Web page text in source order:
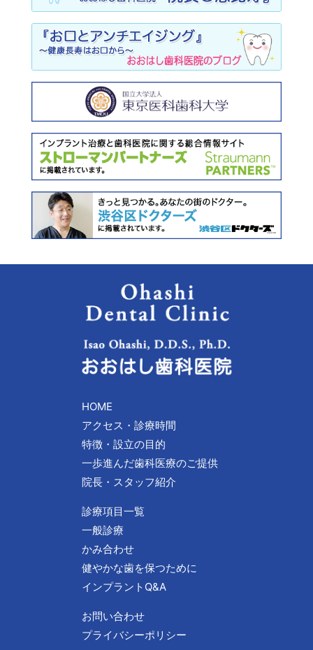
HOME
アクセス・診療時間
特徴・設立の目的
一歩進んだ歯科医療のご提供
院長・スタッフ紹介
診療項目一覧
一般診療
かみ合わせ
健やかな歯を保つために
インプラントQ&A
お問い合わせ
プライバシーポリシー